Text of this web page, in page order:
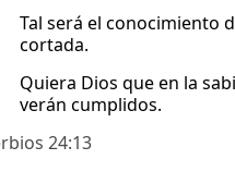
Tal será el conocimiento
cortada.
Quiera Dios que en la
verán cumplidos.
24:13